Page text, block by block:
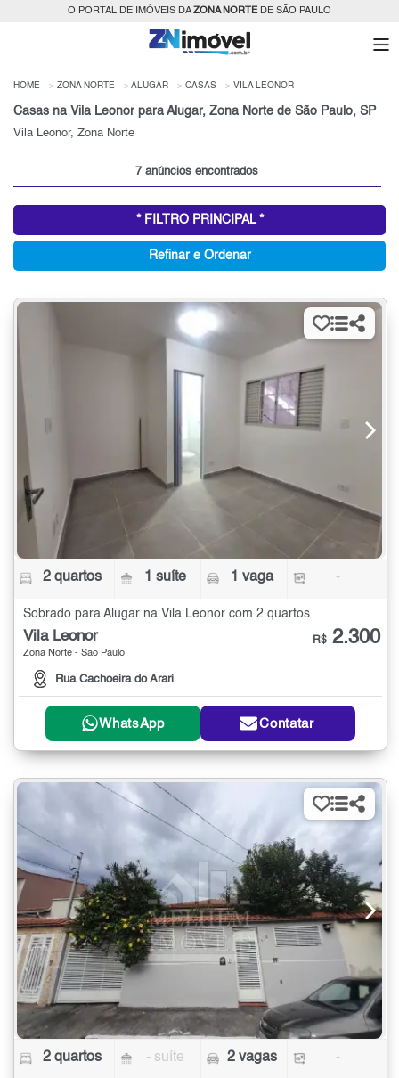
O PORTAL DE IMÓVEIS DAZONA NORTEDE SÃO PAULO
HOME ZONA NORTE ALUGAR CASAS VILA LEONOR
Casas na Vila Leonor para Alugar, Zona Norte de São Paulo, SP
Vila Leonor, Zona Norte
7 anúncios encontrados
* FILTRO PRINCIPAL *
Refinar e Ordenar
2 quartos 1 suíte 1 vaga -
Sobrado para Alugar na Vila Leonor com 2 quartos
Vila Leonor
Zona Norte - São Paulo
Rua Cachoeira do Arari
R$ 2.300
WhatsApp Contatar
2 quartos - suíte 2 vagas -